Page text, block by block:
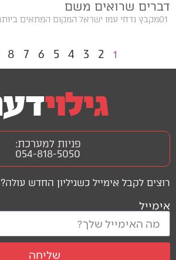
דברים שרואים משם
01‭ ‬מקבץ נדחי עמו ישראל המקום‭ ‬המתאים‭ ‬ביותר‭ ‬לקבל‭ ‬את‭
1
2
3
4
5
6
7
8
רוצים לקבל אימייל כשגיליון החדש עולה?
אימייל
שליחה
פניות למערכת:
054-818-5050